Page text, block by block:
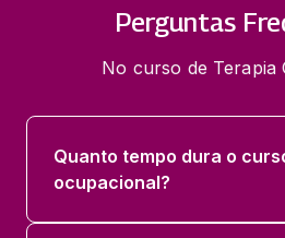
DE VULNERABILIDADE
NO CUIDADO
33 horas
Perguntas
No curso de Terapia
Quanto tempo dura o
ocupacional?